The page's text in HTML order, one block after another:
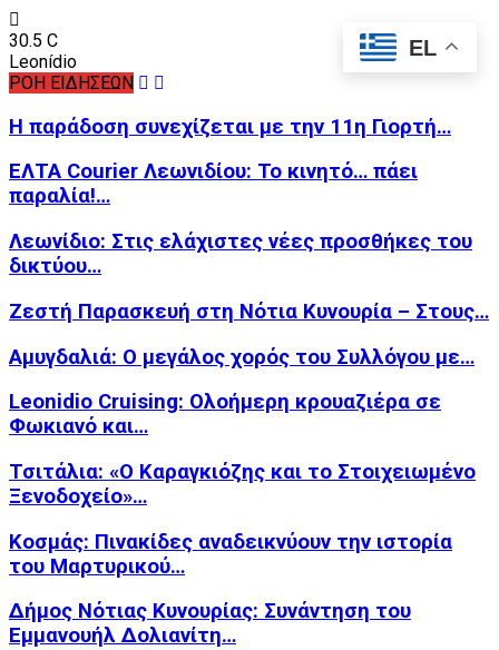
30.5 C
Leonídio
ΡΟΗ ΕΙΔΗΣΕΩΝ
Η παράδοση συνεχίζεται με την 11η Γιορτή…
ΕΛΤΑ Courier Λεωνιδίου: Το κινητό… πάει
παραλία!…
Λεωνίδιο: Στις ελάχιστες νέες προσθήκες του
δικτύου…
Ζεστή Παρασκευή στη Νότια Κυνουρία – Στους…
Αμυγδαλιά: Ο μεγάλος χορός του Συλλόγου με…
Leonidio Cruising: Ολοήμερη κρουαζιέρα σε
Φωκιανό και…
Τσιτάλια: «Ο Καραγκιόζης και το Στοιχειωμένο
Ξενοδοχείο»…
Κοσμάς: Πινακίδες αναδεικνύουν την ιστορία
του Μαρτυρικού…
Δήμος Νότιας Κυνουρίας: Συνάντηση του
Εμμανουήλ Δολιανίτη…
EL